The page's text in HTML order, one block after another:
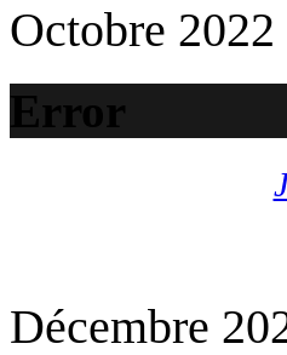
Octobre
Error
Décembre